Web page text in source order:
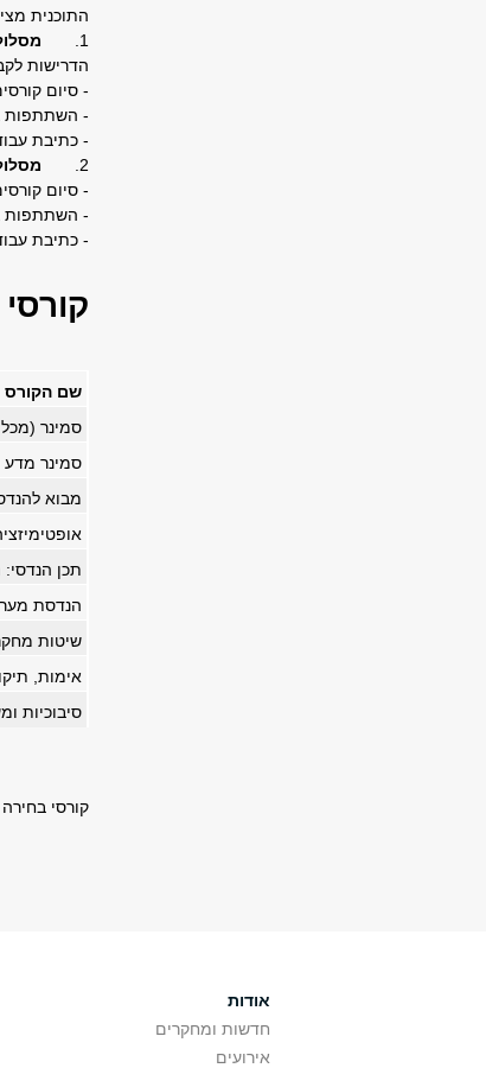
התוכנית
1.
הדרישות
- סיום קורסים בהיקף 24 נ"ז לפחות, בהתאם
- השתתפות
- כתיבת
2.
- סיום קורסים בהיקף 36 נ"ז
- השתתפות
- כתיבת
שם הקורס
סמינר
סמינר
מבוא
תכן
הנדסת
שיטות
אימות,
סיבוכיות
קורסי
אודות
חדשות ומחקרים
אירועים